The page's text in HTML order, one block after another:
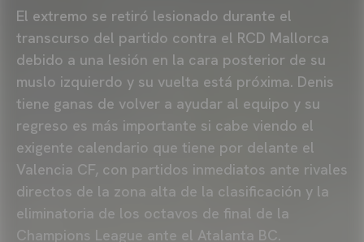
El extremo se retiró lesionado durante el
transcurso del partido contra el RCD Mallorca
debido a una lesión en la cara posterior de su
muslo izquierdo y su vuelta está próxima. Denis
tiene ganas de volver a ayudar al equipo y su
regreso es más importante si cabe viendo el
exigente calendario que tiene por delante el
Valencia CF, con partidos inmediatos ante rivales
directos de la zona alta de la clasificación y la
eliminatoria de los octavos de final de la
Champions League ante el Atalanta BC.